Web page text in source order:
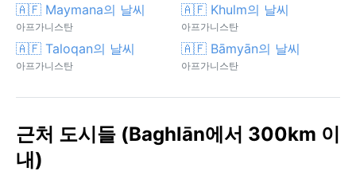
🇦🇫 Maymana의 날씨
아프가니스탄
🇦🇫 Khulm의 날씨
아프가니스탄
🇦🇫 Taloqan의 날씨
아프가니스탄
🇦🇫 Bāmyān의 날씨
아프가니스탄
근처 도시들 (Baghlān에서 300km 이
내)